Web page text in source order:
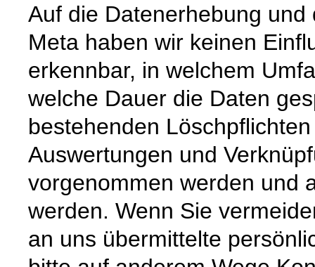
Auf die Datenerhebung
Meta haben wir keinen
erkennbar, in welchem
welche Dauer die Daten
bestehenden
Auswertungen und
vorgenommen werden und
werden. Wenn Sie
an uns übermittelte